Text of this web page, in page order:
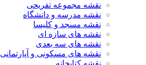
نقشه مجموعه تفریحی
نقشه مدرسه و دانشگاه
نقشه مسجد و کلیسا
نقشه های سازه ای
نقشه های سه بعدی
نقشه های مسکونی و آپارتمانی
نقشه کتابخانه